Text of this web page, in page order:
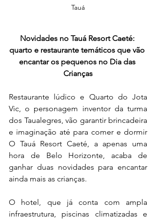
Tauá
Novidades no Tauá Resort Caeté:
quarto e restaurante temáticos que vão
encantar os pequenos no Dia das
Crianças
Restaurante lúdico e Quarto do Jota
Vic, o personagem inventor da turma
dos Taualegres, vão garantir brincadeira
e imaginação até para comer e dormir
O Tauá Resort Caeté, a apenas uma
hora de Belo Horizonte, acaba de
ganhar duas novidades para encantar
ainda mais as crianças.
O hotel, que já conta com ampla
infraestrutura, piscinas climatizadas e